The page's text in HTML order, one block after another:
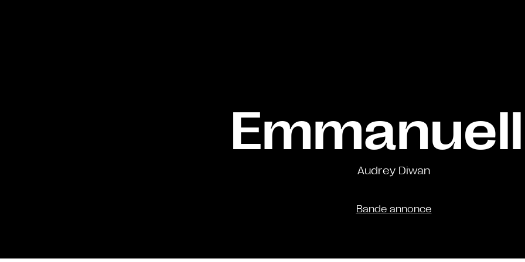
Audrey Diwan
Bande annonce